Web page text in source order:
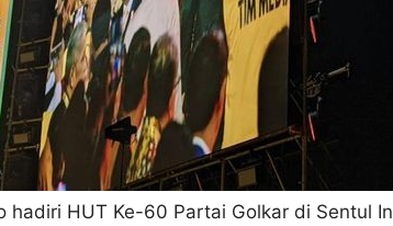
hadiri HUT Ke-60 Partai Golkar di Sentul